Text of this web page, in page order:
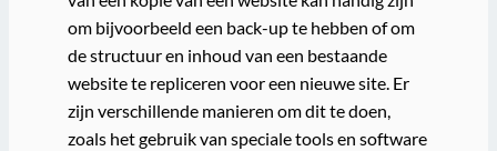
om bijvoorbeeld een back-up te hebben of om
de structuur en inhoud van een bestaande
website te repliceren voor een nieuwe site. Er
zijn verschillende manieren om dit te doen,
zoals het gebruik van speciale tools en software